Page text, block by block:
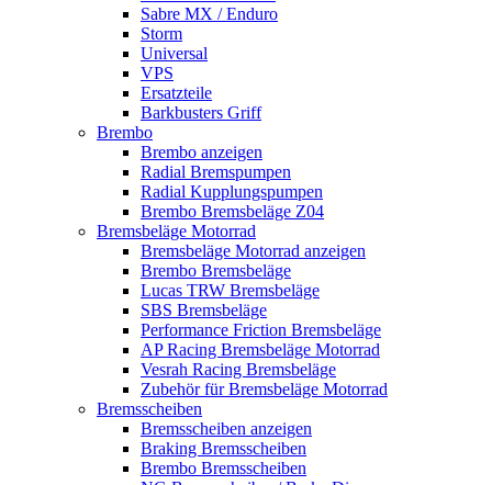
Sabre MX / Enduro
Storm
Universal
VPS
Ersatzteile
Barkbusters Griff
Brembo
Brembo anzeigen
Radial Bremspumpen
Radial Kupplungspumpen
Brembo Bremsbeläge Z04
Bremsbeläge Motorrad
Bremsbeläge Motorrad anzeigen
Brembo Bremsbeläge
Lucas TRW Bremsbeläge
SBS Bremsbeläge
Performance Friction Bremsbeläge
AP Racing Bremsbeläge Motorrad
Vesrah Racing Bremsbeläge
Zubehör für Bremsbeläge Motorrad
Bremsscheiben
Bremsscheiben anzeigen
Braking Bremsscheiben
Brembo Bremsscheiben